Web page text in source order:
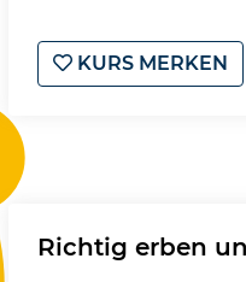
KURS MERKEN
Richtig erben